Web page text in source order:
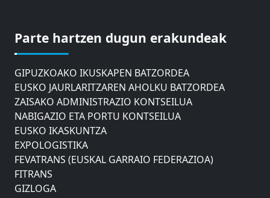
Parte hartzen dugun erakundeak
DONOSTIAKO UDALEKO MUGIKORTASUNERAKO
AHOLKU BATZORDEA
GIPUZKOAKO IKUSKAPEN BATZORDEA
EUSKO JAURLARITZAREN AHOLKU BATZORDEA
ZAISAKO ADMINISTRAZIO KONTSEILUA
NABIGAZIO ETA PORTU KONTSEILUA
EUSKO IKASKUNTZA
EXPOLOGISTIKA
FEVATRANS (EUSKAL GARRAIO FEDERAZIOA)
FITRANS
GIZLOGA